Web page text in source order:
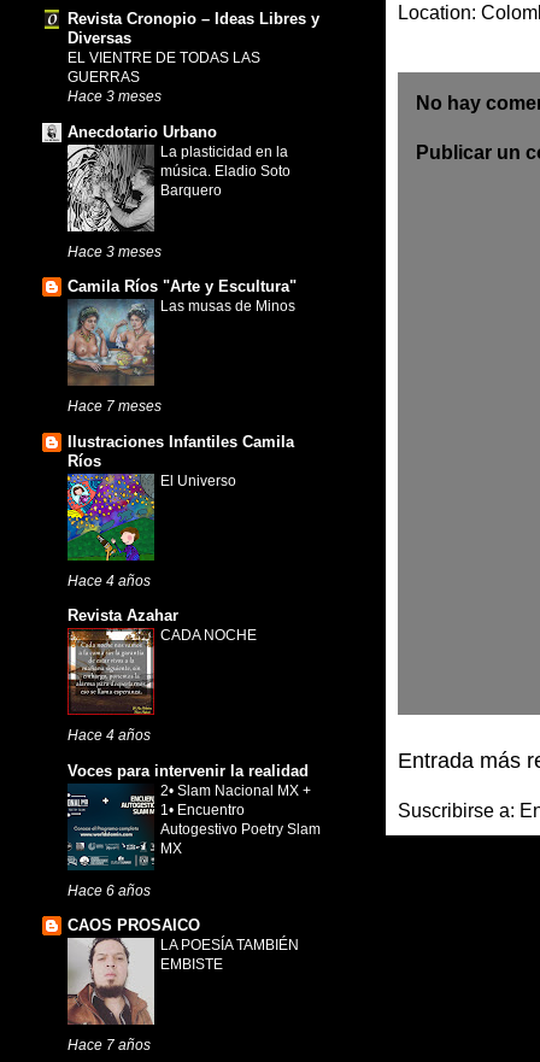
Location:
No hay
Publicar un
Entrada más
Suscribirse a:
Revista Cronopio – Ideas Libres y
Diversas
EL VIENTRE DE TODAS LAS
GUERRAS
Hace 3 meses
Anecdotario Urbano
La plasticidad en la
música. Eladio Soto
Barquero
Hace 3 meses
Camila Ríos "Arte y Escultura"
Las musas de Minos
Hace 7 meses
Ilustraciones Infantiles Camila
Ríos
El Universo
Hace 4 años
Revista Azahar
CADA NOCHE
Hace 4 años
Voces para intervenir la realidad
2• Slam Nacional MX +
1• Encuentro
Autogestivo Poetry Slam
MX
Hace 6 años
CAOS PROSAICO
LA POESÍA TAMBIÉN
EMBISTE
Hace 7 años